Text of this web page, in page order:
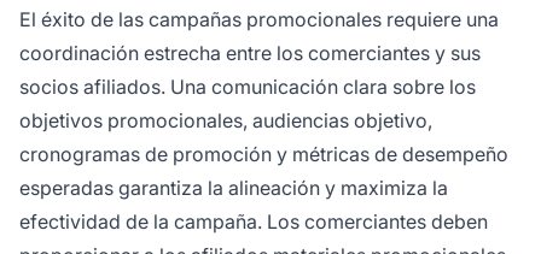
El éxito de las campañas promocionales requiere una
coordinación estrecha entre los comerciantes y sus
socios afiliados. Una comunicación clara sobre los
objetivos promocionales, audiencias objetivo,
cronogramas de promoción y métricas de desempeño
esperadas garantiza la alineación y maximiza la
efectividad de la campaña. Los comerciantes deben